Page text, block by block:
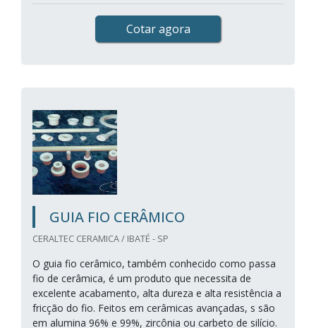
Cotar agora
GUIA FIO CERÂMICO
CERALTEC CERAMICA / IBATÉ - SP
O guia fio cerâmico, também conhecido como passa
fio de cerâmica, é um produto que necessita de
excelente acabamento, alta dureza e alta resistência a
fricção do fio. Feitos em cerâmicas avançadas, s são
em alumina 96% e 99%, zircônia ou carbeto de silício.